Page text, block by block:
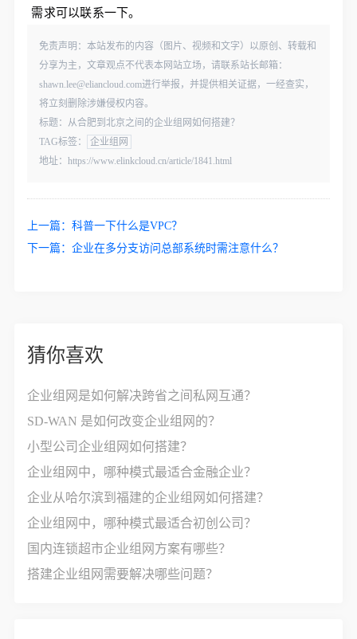
需求可以联系一下。
免责声明：本站发布的内容（图片、视频和文字）以原创、转载和
分享为主，文章观点不代表本网站立场，请联系站长邮箱：
shawn.lee@eliancloud.com进行举报，并提供相关证据，一经查实，
将立刻删除涉嫌侵权内容。
标题：从合肥到北京之间的企业组网如何搭建？
TAG标签：
企业组网
地址：https://www.elinkcloud.cn/article/1841.html
上一篇：科普一下什么是VPC？
下一篇：企业在多分支访问总部系统时需注意什么？
猜你喜欢
企业组网是如何解决跨省之间私网互通？
SD-WAN 是如何改变企业组网的？
小型公司企业组网如何搭建？
企业组网中，哪种模式最适合金融企业？
企业从哈尔滨到福建的企业组网如何搭建？
企业组网中，哪种模式最适合初创公司？
国内连锁超市企业组网方案有哪些？
搭建企业组网需要解决哪些问题？